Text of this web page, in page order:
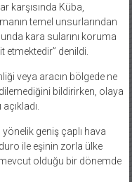
karşısında Küba,
temel unsurlarından
kara sularını koruma
etmektedir” denildi.
veya aracın bölgede ne
bildirirken, olaya
yönelik geniş çaplı hava
ile eşinin zorla ülke
mevcut olduğu bir dönemde